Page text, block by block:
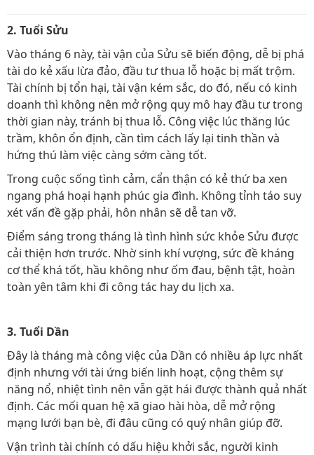
2. Tuổi Sửu
Vào tháng 6 này, tài vận của Sửu sẽ biến động, dễ bị phá
tài do kẻ xấu lừa đảo, đầu tư thua lỗ hoặc bị mất trộm.
Tài chính bị tổn hại, tài vận kém sắc, do đó, nếu có kinh
doanh thì không nên mở rộng quy mô hay đầu tư trong
thời gian này, tránh bị thua lỗ. Công việc lúc thăng lúc
trầm, khôn ổn định, cần tìm cách lấy lại tinh thần và
hứng thú làm việc càng sớm càng tốt.
Trong cuộc sống tình cảm, cẩn thận có kẻ thứ ba xen
ngang phá hoại hạnh phúc gia đình. Không tỉnh táo suy
xét vấn đề gặp phải, hôn nhân sẽ dễ tan vỡ.
Điểm sáng trong tháng là tình hình sức khỏe Sửu được
cải thiện hơn trước. Nhờ sinh khí vượng, sức đề kháng
cơ thể khá tốt, hầu không như ốm đau, bệnh tật, hoàn
toàn yên tâm khi đi công tác hay du lịch xa.
3. Tuổi Dần
Đây là tháng mà công việc của Dần có nhiều áp lực nhất
định nhưng với tài ứng biến linh hoạt, cộng thêm sự
năng nổ, nhiệt tình nên vẫn gặt hái được thành quả nhất
định. Các mối quan hệ xã giao hài hòa, dễ mở rộng
mạng lưới bạn bè, đi đâu cũng có quý nhân giúp đỡ.
Vận trình tài chính có dấu hiệu khởi sắc, người kinh